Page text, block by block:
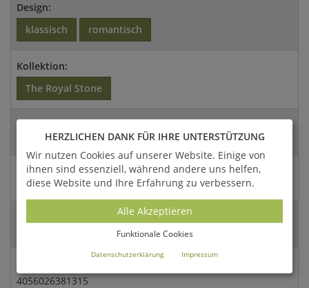
Design:
klassisch
romantisch
Kollektion:
The Royal Stone
Artikel- / Versandgewicht:
35 Kg / 45,5 Kg
Abmessungen:
9,5x61x30cm (HxBxT)
4056026381315
HERZLICHEN DANK FÜR IHRE UNTERSTÜTZUNG
Wir nutzen Cookies auf unserer Website. Einige von
ihnen sind essenziell, während andere uns helfen,
diese Website und Ihre Erfahrung zu verbessern.
Alle Akzeptieren
Funktionale Cookies
Datenschutzerklärung Impressum